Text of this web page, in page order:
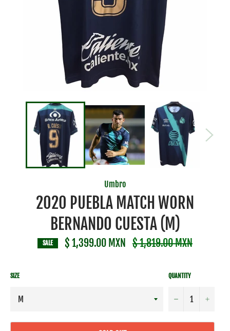
Umbro
2020 PUEBLA MATCH WORN
BERNANDO CUESTA (M)
SALE $ 1,399.00 MXN
Regular
Price
$ 1,819.00 MXN
SIZE QUANTITY
− +